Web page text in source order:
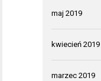
maj 2019
kwiecień 2019
marzec 2019